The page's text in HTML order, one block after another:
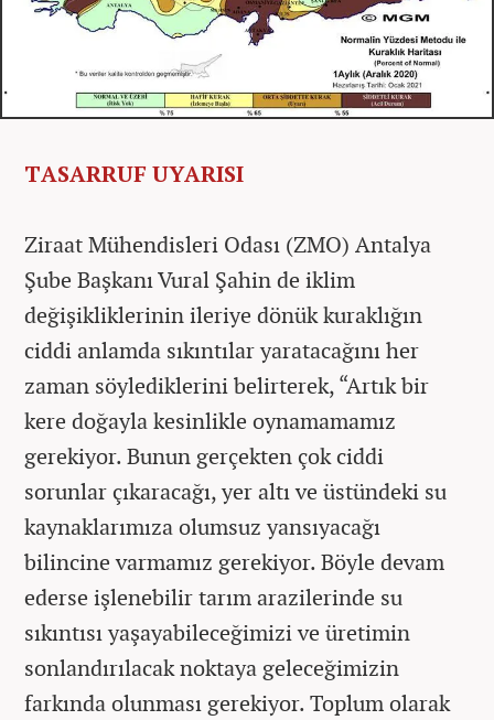
TASARRUF UYARISI
Ziraat Mühendisleri Odası (ZMO) Antalya
Şube Başkanı Vural Şahin de iklim
değişikliklerinin ileriye dönük kuraklığın
ciddi anlamda sıkıntılar yaratacağını her
zaman söylediklerini belirterek, “Artık bir
kere doğayla kesinlikle oynamamamız
gerekiyor. Bunun gerçekten çok ciddi
sorunlar çıkaracağı, yer altı ve üstündeki su
kaynaklarımıza olumsuz yansıyacağı
bilincine varmamız gerekiyor. Böyle devam
ederse işlenebilir tarım arazilerinde su
sıkıntısı yaşayabileceğimizi ve üretimin
sonlandırılacak noktaya geleceğimizin
farkında olunması gerekiyor. Toplum olarak